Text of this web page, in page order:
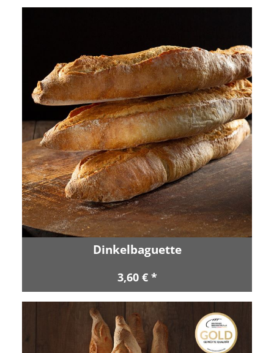
Dinkelbaguette
3,60 € *